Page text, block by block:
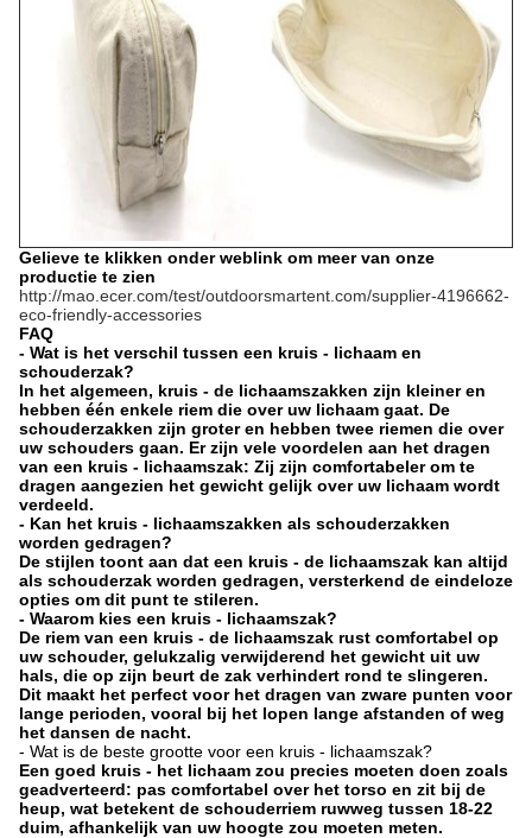
Gelieve te klikken onder weblink om meer van onze
productie te zien
http://mao.ecer.com/test/outdoorsmartent.com/supplier-4196662-
eco-friendly-accessories
FAQ
- Wat is het verschil tussen een kruis - lichaam en
schouderzak?
In het algemeen, kruis - de lichaamszakken zijn kleiner en
hebben één enkele riem die over uw lichaam gaat. De
schouderzakken zijn groter en hebben twee riemen die over
uw schouders gaan. Er zijn vele voordelen aan het dragen
van een kruis - lichaamszak: Zij zijn comfortabeler om te
dragen aangezien het gewicht gelijk over uw lichaam wordt
verdeeld.
- Kan het kruis - lichaamszakken als schouderzakken
worden gedragen?
De stijlen toont aan dat een kruis - de lichaamszak kan altijd
als schouderzak worden gedragen, versterkend de eindeloze
opties om dit punt te stileren.
- Waarom kies een kruis - lichaamszak?
De riem van een kruis - de lichaamszak rust comfortabel op
uw schouder, gelukzalig verwijderend het gewicht uit uw
hals, die op zijn beurt de zak verhindert rond te slingeren.
Dit maakt het perfect voor het dragen van zware punten voor
lange perioden, vooral bij het lopen lange afstanden of weg
het dansen de nacht.
- Wat is de beste grootte voor een kruis - lichaamszak?
Een goed kruis - het lichaam zou precies moeten doen zoals
geadverteerd: pas comfortabel over het torso en zit bij de
heup, wat betekent de schouderriem ruwweg tussen 18-22
duim, afhankelijk van uw hoogte zou moeten meten.